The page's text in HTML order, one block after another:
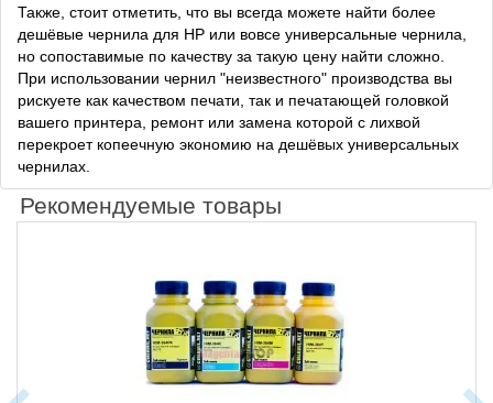
Также, стоит отметить, что вы всегда можете найти более
дешёвые чернила для HP или вовсе универсальные чернила,
но сопоставимые по качеству за такую цену найти сложно.
При использовании чернил "неизвестного" производства вы
рискуете как качеством печати, так и печатающей головкой
вашего принтера, ремонт или замена которой с лихвой
перекроет копеечную экономию на дешёвых универсальных
чернилах.
Рекомендуемые товары